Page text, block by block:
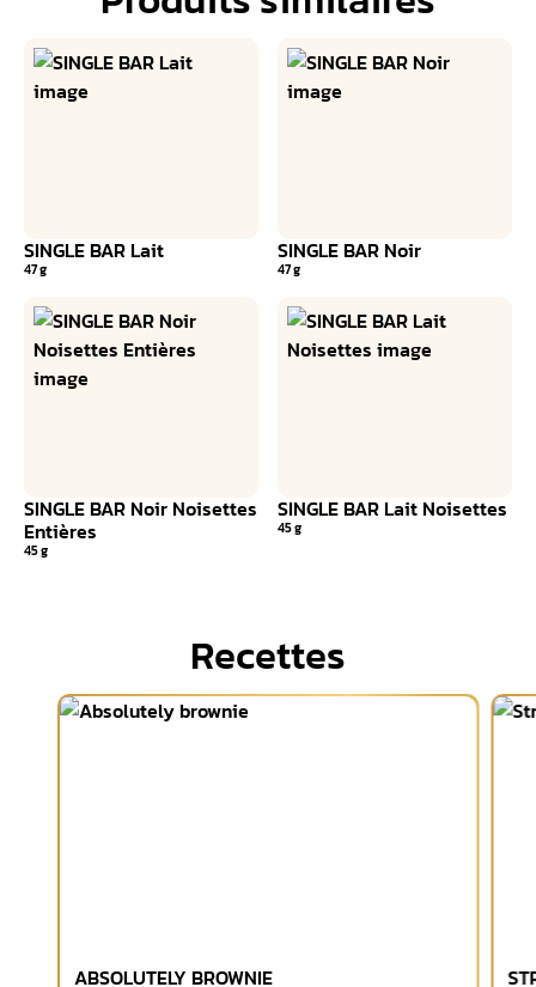
SINGLE BAR Lait
47 g
SINGLE BAR Noir
47 g
SINGLE BAR Noir Noisettes
Entières
45 g
SINGLE BAR Lait Noisettes
45 g
Recettes
ABSOLUTELY BROWNIE